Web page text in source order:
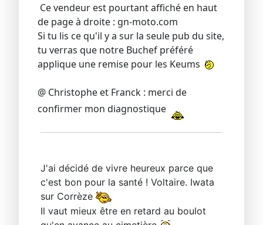
Ce vendeur est pourtant affiché en haut
de page à droite : gn-moto.com
Si tu lis ce qu'il y a sur la seule pub du site,
tu verras que notre Buchef préféré
applique une remise pour les Keums
@ Christophe et Franck : merci de
confirmer mon diagnostique
J'ai décidé de vivre heureux parce que
c'est bon pour la santé ! Voltaire. Iwata
sur Corrèze
Il vaut mieux être en retard au boulot